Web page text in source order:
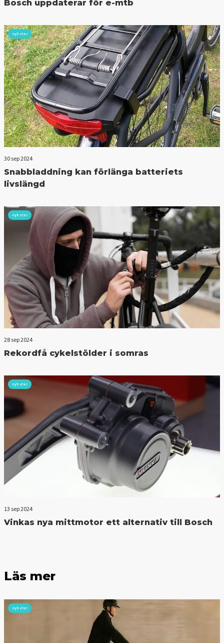
Bosch uppdaterar för e-mtb
nyheter
30 sep 2024
Snabbladdning kan förlänga batteriets
livslängd
nyheter
28 sep 2024
Rekordfå cykelstölder i somras
nyheter
13 sep 2024
Vinkas nya mittmotor ett alternativ till Bosch
Läs mer
nyheter